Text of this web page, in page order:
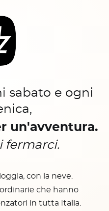
sabato e ogni
un'avventura.
fermarci.
con la neve.
che hanno
in tutta Italia.